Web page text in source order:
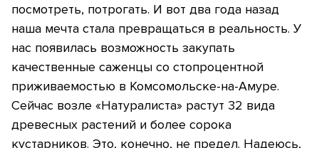
посмотреть, потрогать. И вот два года назад
наша мечта стала превращаться в реальность. У
нас появилась возможность закупать
качественные саженцы со стопроцентной
приживаемостью в Комсомольске-на-Амуре.
Сейчас возле «Натуралиста» растут 32 вида
древесных растений и более сорока
кустарников. Это, конечно, не предел. Надеюсь,